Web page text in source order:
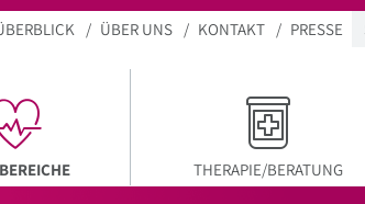
ÜBER UNS KONTAKT PRESSE
AKTUELLER MENÜPUNKTTHERAPIE/BERATUNG